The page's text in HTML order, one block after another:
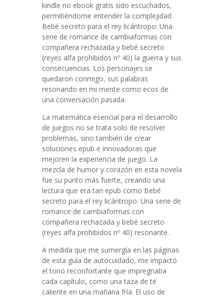
kindle no ebook gratis sido escuchados,
permitiéndome entender la complejidad
Bebé secreto para el rey licántropo: Una
serie de romance de cambiaformas con
compañera rechazada y bebé secreto
(reyes alfa prohibidos nº 40) la guerra y sus
consecuencias. Los personajes se
quedaron conmigo, sus palabras
resonando en mi mente como ecos de
una conversación pasada.
La matemática esencial para el desarrollo
de juegos no se trata solo de resolver
problemas, sino también de crear
soluciones epub e innovadoras que
mejoren la experiencia de juego. La
mezcla de humor y corazón en esta novela
fue su punto más fuerte, creando una
lectura que era tan epub como Bebé
secreto para el rey licántropo: Una serie de
romance de cambiaformas con
compañera rechazada y bebé secreto
(reyes alfa prohibidos nº 40) resonante.
A medida que me sumergía en las páginas
de esta guía de autocuidado, me impactó
el tono reconfortante que impregnaba
cada capítulo, como una taza de té
caliente en una mañana fría. El uso de